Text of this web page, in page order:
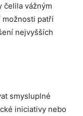
čelila vážným
možnosti patří
nejvyšších
smysluplné
iniciativy nebo